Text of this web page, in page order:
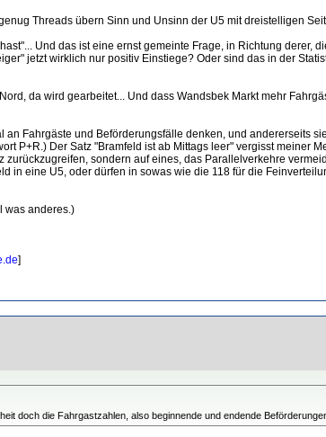
Threads übern Sinn und Unsinn der U5 mit dreistelligen
Und das ist eine ernst gemeinte Frage, in Richtung derer,
jetzt wirklich nur positiv Einstiege? Oder sind das in der
da wird gearbeitet... Und dass Wandsbek Markt mehr
Fahrgäste und Beförderungsfälle denken, und andererseits
P+R.) Der Satz "Bramfeld ist ab Mittags leer" vergisst meiner
sondern auf eines, das Parallelverkehre
in eine U5, oder dürfen in sowas wie die 118 für die
was anderes.)
]
doch die Fahrgastzahlen, also beginnende und endende